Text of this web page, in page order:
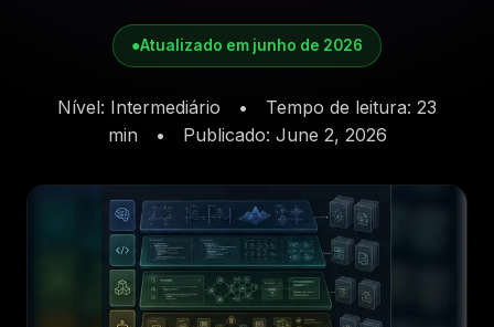
●Atualizado em junho de 2026
Nível: Intermediário • Tempo de leitura: 23
min
• Publicado: June 2, 2026